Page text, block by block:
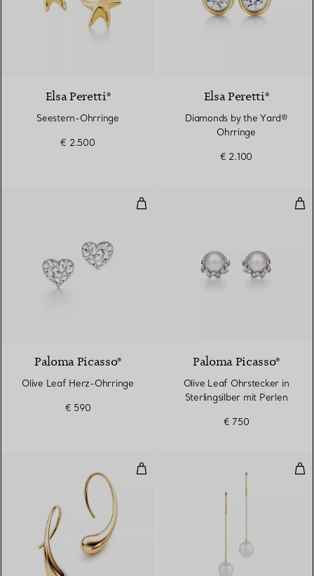
Elsa Peretti®
Seestern-Ohrringe
€ 2.500
Elsa Peretti®
Diamonds by the Yard®
Ohrringe
€ 2.100
Olive Leaf Herz-Ohrringe
Paloma Picasso®
Olive Leaf Herz-Ohrringe
€ 590
Paloma Picasso®
Olive Leaf Ohrstecker in
Sterlingsilber mit Perlen
€ 750
Teardrop Ohrringe